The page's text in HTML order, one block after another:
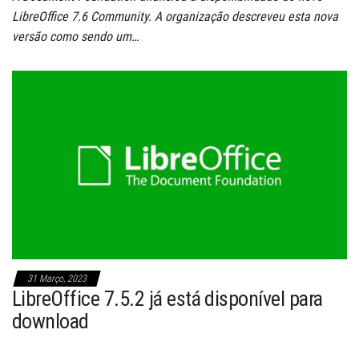
LibreOffice 7.6 Community. A organização descreveu esta nova
versão como sendo um…
31 Março, 2023
LibreOffice 7.5.2 já está disponível para
download